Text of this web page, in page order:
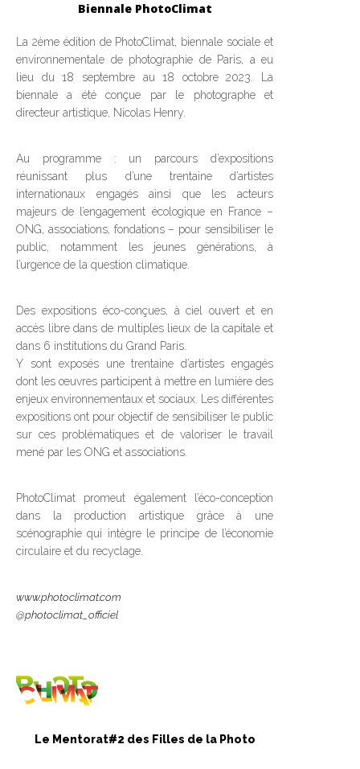
Biennale PhotoClimat
La 2ème édition de PhotoClimat, biennale sociale et
environnementale de photographie de Paris, a eu
lieu du 18 septembre au 18 octobre 2023. La
biennale a été conçue par le photographe et
directeur artistique, Nicolas Henry.
Au programme : un parcours d’expositions
réunissant plus d’une trentaine d’artistes
internationaux engagés ainsi que les acteurs
majeurs de l’engagement écologique en France –
ONG, associations, fondations – pour sensibiliser le
public, notamment les jeunes générations, à
l’urgence de la question climatique.
Des expositions éco-conçues, à ciel ouvert et en
accès libre dans de multiples lieux de la capitale et
dans 6 institutions du Grand Paris.
Y sont exposés une trentaine d’artistes engagés
dont les œuvres participent à mettre en lumière des
enjeux environnementaux et sociaux. Les différentes
expositions ont pour objectif de sensibiliser le public
sur ces problématiques et de valoriser le travail
mené par les ONG et associations.
PhotoClimat promeut également l’éco-conception
dans la production artistique grâce à une
scénographie qui intègre le principe de l’économie
circulaire et du recyclage.
www.photoclimat.com
@photoclimat_officiel
Le Mentorat#2 des Filles de la Photo